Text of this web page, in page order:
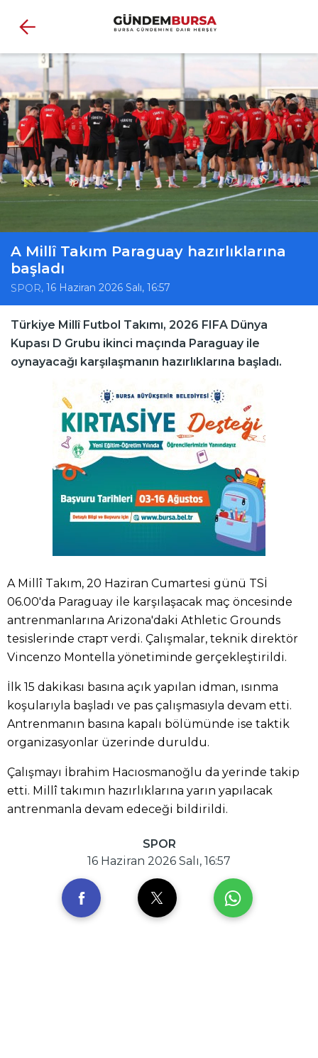
A Millî Takım Paraguay hazırlıklarına
başladı
SPOR, 16 Haziran 2026 Salı, 16:57
Türkiye Millî Futbol Takımı, 2026 FIFA Dünya
Kupası D Grubu ikinci maçında Paraguay ile
oynayacağı karşılaşmanın hazırlıklarına başladı.
A Millî Takım, 20 Haziran Cumartesi günü TSİ
06.00'da Paraguay ile karşılaşacak maç öncesinde
antrenmanlarına Arizona'daki Athletic Grounds
tesislerinde старт verdi. Çalışmalar, teknik direktör
Vincenzo Montella yönetiminde gerçekleştirildi.
İlk 15 dakikası basına açık yapılan idman, ısınma
koşularıyla başladı ve pas çalışmasıyla devam etti.
Antrenmanın basına kapalı bölümünde ise taktik
organizasyonlar üzerinde duruldu.
Çalışmayı İbrahim Hacıosmanoğlu da yerinde takip
etti. Millî takımın hazırlıklarına yarın yapılacak
antrenmanla devam edeceği bildirildi.
SPOR
16 Haziran 2026 Salı, 16:57